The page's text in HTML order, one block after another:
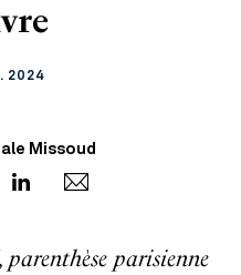
2024
Missoud
parenthèse parisienne